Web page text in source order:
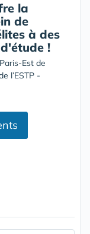
la
de
à des
!
Est de
l’ESTP -